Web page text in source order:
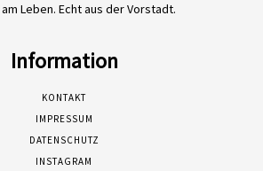
Leben. Echt aus der Vorstadt.
Information
KONTAKT
IMPRESSUM
DATENSCHUTZ
INSTAGRAM